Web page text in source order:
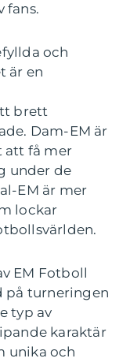
fans.
och
är en
brett
Dam-EM är
att få mer
under de
EM är mer
lockar
EM Fotboll
på turneringen
typ av
karaktär
unika och